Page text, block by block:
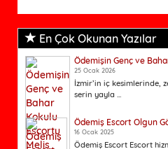
En Çok Okunan Yazılar
Ödemişin Genç ve
25 Ocak 2026
İzmir’in iç kesimlerinde,
serin yayla ...
Ödemiş Escort Olgun
16 Ocak 2025
Ödemiş Escort Escort